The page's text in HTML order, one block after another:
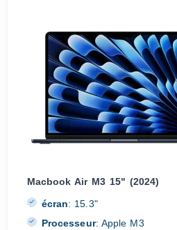
Macbook Air M3 15" (2024)
écran: 15.3"
Processeur: Apple M3